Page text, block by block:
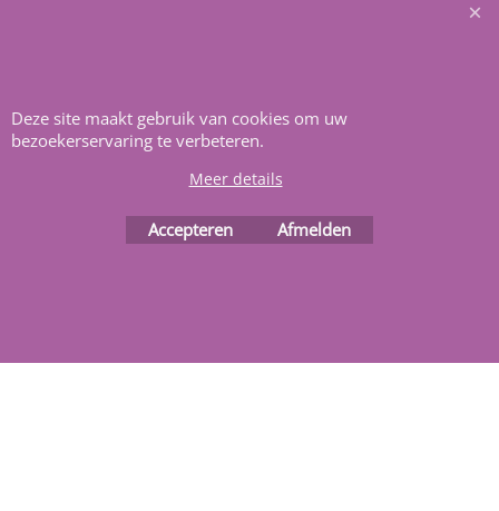
Webwinkel gemaakt met
ShopFactory webwinkel
Deze site maakt gebruik van cookies om uw
bezoekerservaring te verbeteren.
Meer details
Accepteren Afmelden